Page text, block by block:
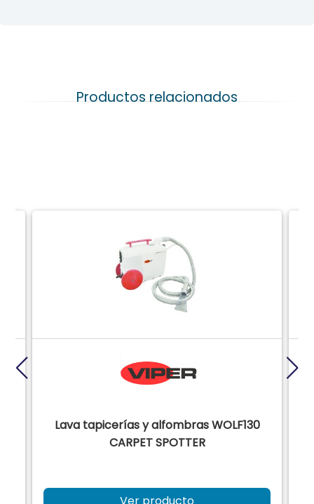
Lava tapicerías y alfombras WOLF130
CARPET SPOTTER
Ver producto